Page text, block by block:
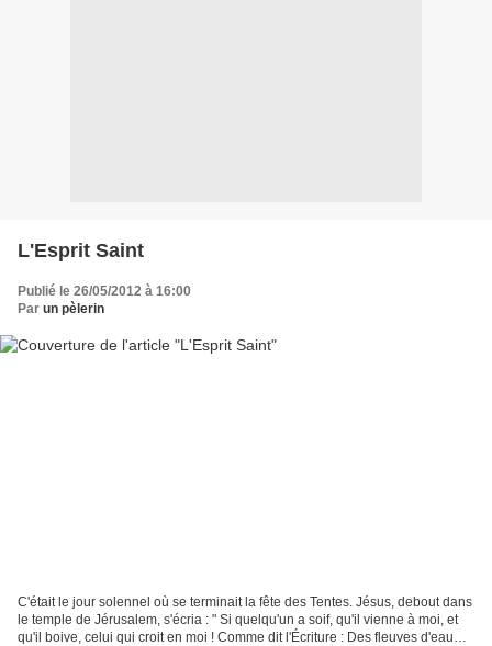
L'Esprit Saint
Publié le 26/05/2012 à 16:00
Par un pèlerin
C'était le jour solennel où se terminait la fête des Tentes. Jésus, debout dans
le temple de Jérusalem, s'écria : " Si quelqu'un a soif, qu'il vienne à moi, et
qu'il boive, celui qui croit en moi ! Comme dit l'Écriture : Des fleuves d'eau